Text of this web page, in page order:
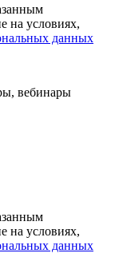
на условиях,
данных
вебинары
на условиях,
данных